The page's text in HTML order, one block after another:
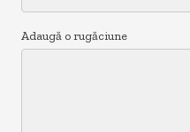
Adaugă o rugăciune